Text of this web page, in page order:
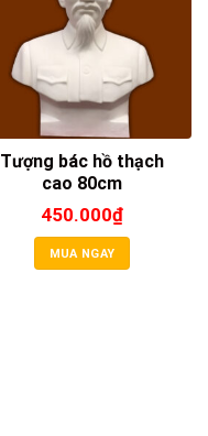
Tượng bác hồ thạch
cao 80cm
450.000₫
MUA NGAY